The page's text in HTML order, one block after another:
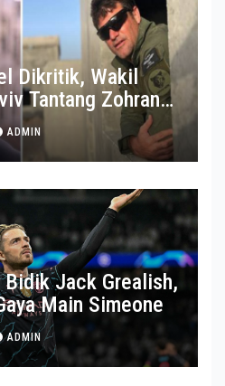
Dikritik, Wakil
Tantang Zohran
di Ring Tinju
ADMIN
Jack Grealish,
Main Simeone
ADMIN